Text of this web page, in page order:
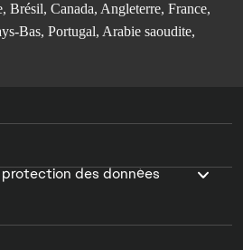
Brésil, Canada, Angleterre, France,
Bas, Portugal, Arabie saoudite,
des données